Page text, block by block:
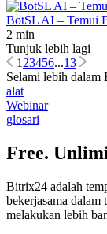
BotSL AI – Temui
2 min
Tunjuk lebih lagi
123456...13
Selami lebih dalam
alat
Webinar
glosari
Free.
Bitrix24 adalah
bekerjasama dalam
melakukan lebih